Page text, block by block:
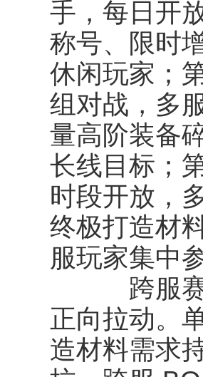
手，每日开
称号、限时
休闲玩家；
组对战，多
量高阶装备
长线目标；
时段开放，
终极打造材
服玩家集中
跨服赛事
正向拉动。
造材料需求